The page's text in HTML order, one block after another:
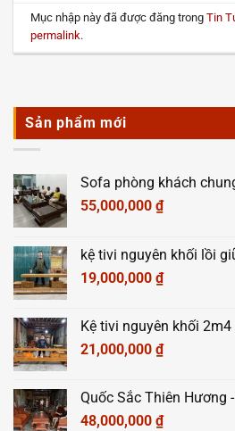
Mục nhập này đã được đăng trongTin
permalink.
Sản phẩm mới
Sofa phòng khách
55,000,000 ₫
kệ tivi nguyên khối lồi
19,000,000 ₫
Kệ tivi nguyên khối
21,000,000 ₫
Quốc Sắc Thiên Hương
48,000,000 ₫